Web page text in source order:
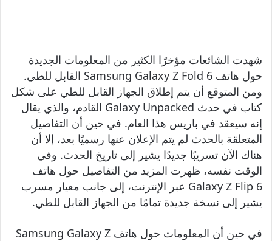
شهدت الشائعات مؤخرًا الكثير من المعلومات الجديدة
حول هاتف Samsung Galaxy Z Fold 6 القابل للطي.
ومن المتوقع أن يتم إطلاق الجهاز القابل للطي على شكل
كتاب في حدث Galaxy Unpacked القادم، والذي يقال
إنه سيعقد في باريس هذا العام. في حين أن التفاصيل
المتعلقة بالحدث لم يتم الإعلان عنها رسميًا بعد، إلا أن
هناك الآن تسريبًا جديدًا يشير إلى تاريخ الحدث. وفي
الوقت نفسه، ظهرت المزيد من التفاصيل حول هاتف
Galaxy Z Flip 6 عبر الإنترنت، إلى جانب معيار مسرب
يشير إلى نسخة جديدة تمامًا من الجهاز القابل للطي.
في حين أن المعلومات حول هاتف Samsung Galaxy Z